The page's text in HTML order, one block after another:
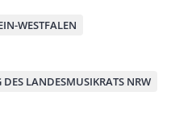
WESTFALEN
DES LANDESMUSIKRATS NRW